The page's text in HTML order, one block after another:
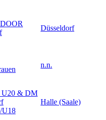
Düsseldorf
n.n.
U20 & DM
U18
Halle (Saale)